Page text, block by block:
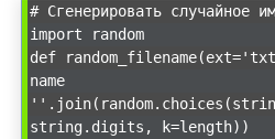
# Сгенерировать случайное
import random
def
string.digits, k=length))